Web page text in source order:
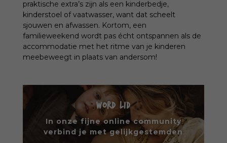
praktische extra’s zijn als een kinderbedje,
kinderstoel of vaatwasser, want dat scheelt
sjouwen en afwassen. Kortom, een
familieweekend wordt pas écht ontspannen als de
accommodatie met het ritme van je kinderen
meebeweegt in plaats van andersom!
WORD LID
In onze fijne online community
verbind je met gelijkgestemden